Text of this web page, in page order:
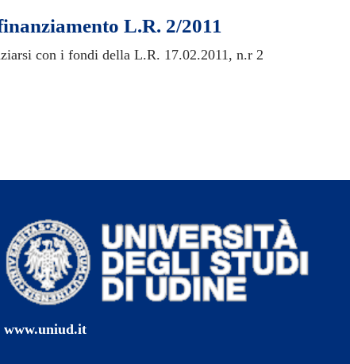
L.R. 2/2011
con i fondi della L.R. 17.02.2011, n.r 2
www.uniud.it